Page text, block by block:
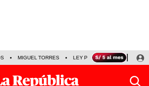
MIGUEL TORRES LEY PULPÍN PRECIO DEL